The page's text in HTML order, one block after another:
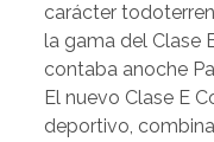
carácter
la gama del Clase
contaba anoche
El nuevo Clase E
deportivo,